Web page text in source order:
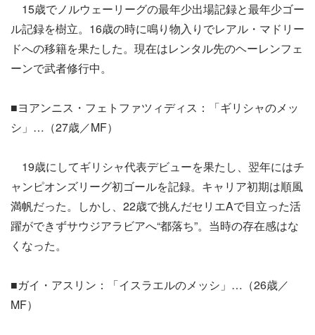
15歳でノルウェーリーグの最年少出場記録と最年少ゴー
ル記録を樹立。16歳の時に鳴り物入りでレアル・マドリー
ドへの移籍を果たした。現在はレンタル先のヘーレンフェ
ーンで武者修行中。
■ヨアンニス・フェトファツィディス：「ギリシャのメッ
シ」…（27歳／MF）
19歳にしてギリシャ代表デビューを果たし、翌年にはチ
ャンピオンズリーグ初ゴールを記録。キャリア初期は順風
満帆だった。しかし、22歳で挑んだセリエAで目立った活
躍ができずサウジアラビアへ“都落ち”。当時の存在感はな
くなった。
■ガイ・アスリン：「イスラエルのメッシ」…（26歳／
MF）